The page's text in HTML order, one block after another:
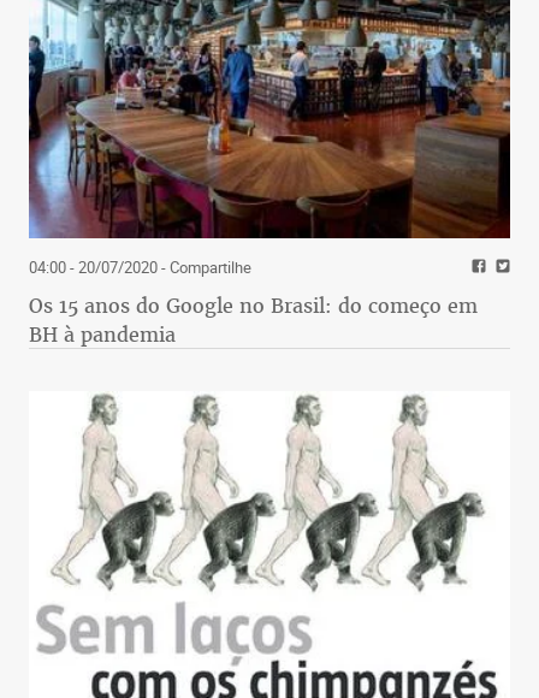
04:00 - 20/07/2020- Compartilhe
Os 15 anos do Google no Brasil: do começo em
BH à pandemia